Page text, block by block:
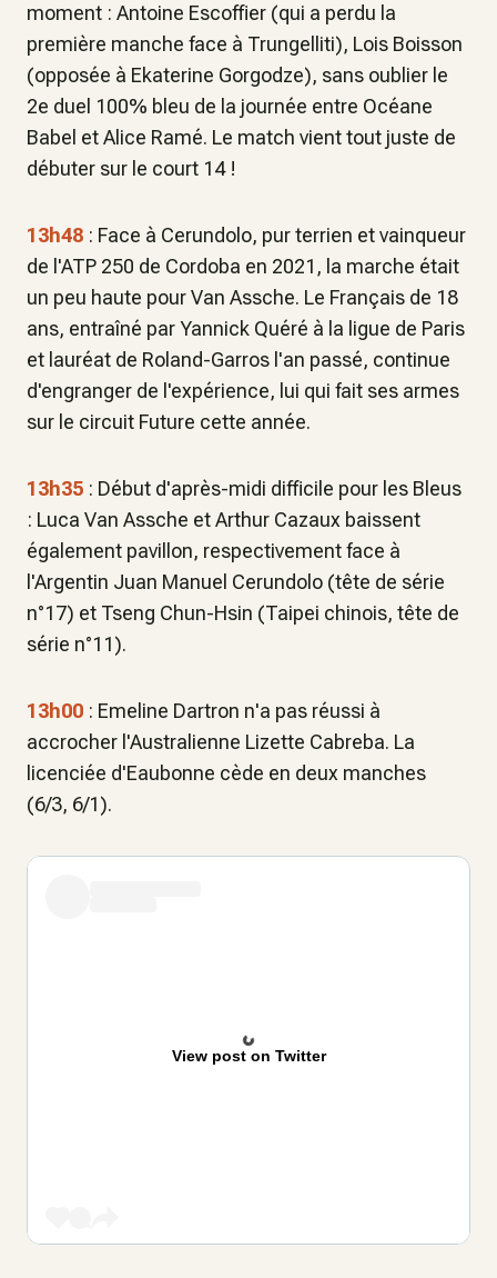
moment : Antoine Escoffier (qui a perdu la
première manche face à Trungelliti), Lois Boisson
(opposée à Ekaterine Gorgodze), sans oublier le
2e duel 100% bleu de la journée entre Océane
Babel et Alice Ramé. Le match vient tout juste de
débuter sur le court 14 !
13h48 : Face à Cerundolo, pur terrien et vainqueur
de l'ATP 250 de Cordoba en 2021, la marche était
un peu haute pour Van Assche. Le Français de 18
ans, entraîné par Yannick Quéré à la ligue de Paris
et lauréat de Roland-Garros l'an passé, continue
d'engranger de l'expérience, lui qui fait ses armes
sur le circuit Future cette année.
13h35 : Début d'après-midi difficile pour les Bleus
: Luca Van Assche et Arthur Cazaux baissent
également pavillon, respectivement face à
l'Argentin Juan Manuel Cerundolo (tête de série
n°17) et Tseng Chun-Hsin (Taipei chinois, tête de
série n°11).
13h00 : Emeline Dartron n'a pas réussi à
accrocher l'Australienne Lizette Cabreba. La
licenciée d'Eaubonne cède en deux manches
(6/3, 6/1).
View post on Twitter